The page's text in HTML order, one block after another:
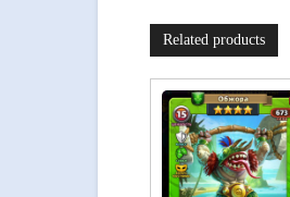
Related products